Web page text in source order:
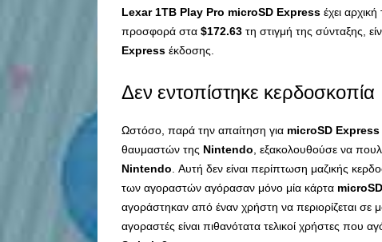
Lexar 1TB Play Pro microSD Express έχει αρχική
προσφορά στα $172.63 τη στιγμή της σύνταξης,
Express έκδοσης.
Δεν εντοπίστηκε κερδοσκοπία
Ωστόσο, παρά την απαίτηση για microSD Express
θαυμαστών της Nintendo , εξακολουθούσε να
Nintendo . Αυτή δεν είναι περίπτωση μαζικής
των αγοραστών αγόρασαν μόνο μία κάρτα
αγοράστηκαν από έναν χρήστη να περιορίζεται σε
αγοραστές είναι πιθανότατα τελικοί χρήστες που